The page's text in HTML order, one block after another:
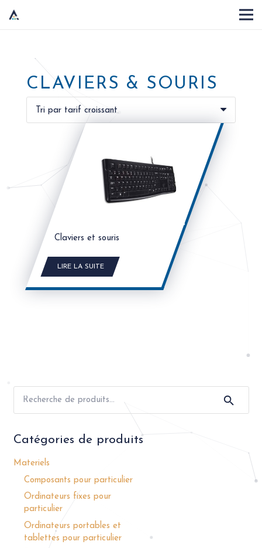
CLAVIERS & SOURIS
Claviers et souris
LIRE LA SUITE
Catégories de produits
Materiels
Composants pour particulier
Ordinateurs fixes pour
particulier
Ordinateurs portables et
tablettes pour particulier